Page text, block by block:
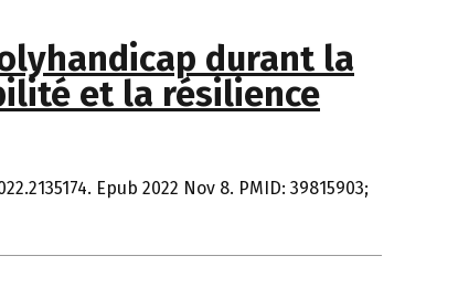
durant la
et la résilience
Epub 2022 Nov 8. PMID: 39815903;